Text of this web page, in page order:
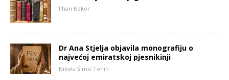
Ilhan Kokor
Dr Ana Stjelja objavila monografiju o
najvećoj emiratskoj pjesnikinji
Nikola Šimić Tonin